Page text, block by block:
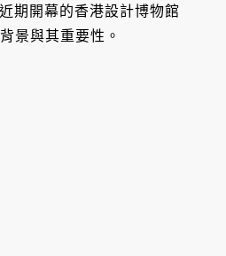
期開幕的香港設計博物館
景與其重要性。